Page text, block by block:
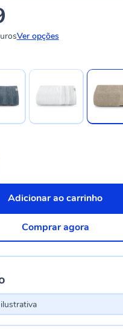
Ver opções
Adicionar ao carrinho
Comprar agora